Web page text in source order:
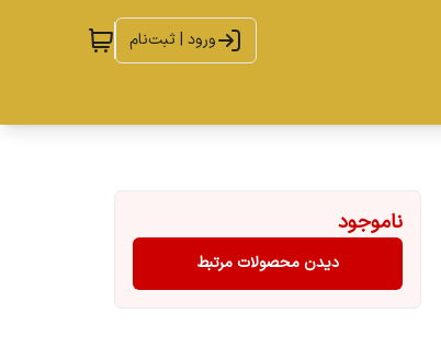
ورود | ثبت‌نام
ناموجود
دیدن محصولات مرتبط